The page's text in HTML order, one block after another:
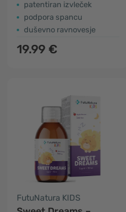
patentiran izvleček
podpora spancu
duševno ravnovesje
19.99 €
FutuNatura KIDS